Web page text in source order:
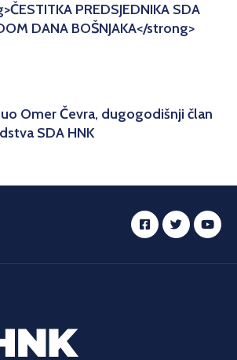
PREDSJEDNIKA SDA
DANA BOŠNJAKA</strong>
Omer Čevra, dugogodišnji član
SDA HNK